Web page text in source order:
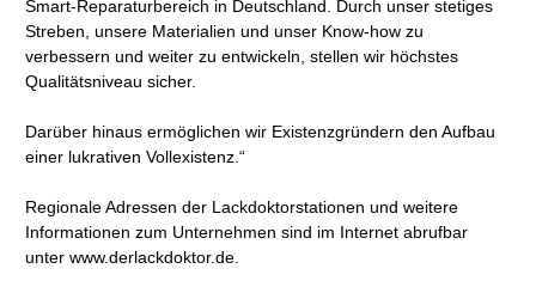
Smart-Reparaturbereich in Deutschland. Durch unser stetiges
Streben, unsere Materialien und unser Know-how zu
verbessern und weiter zu entwickeln, stellen wir höchstes
Qualitätsniveau sicher.
Darüber hinaus ermöglichen wir Existenzgründern den Aufbau
einer lukrativen Vollexistenz.“
Regionale Adressen der Lackdoktorstationen und weitere
Informationen zum Unternehmen sind im Internet abrufbar
unter www.derlackdoktor.de.